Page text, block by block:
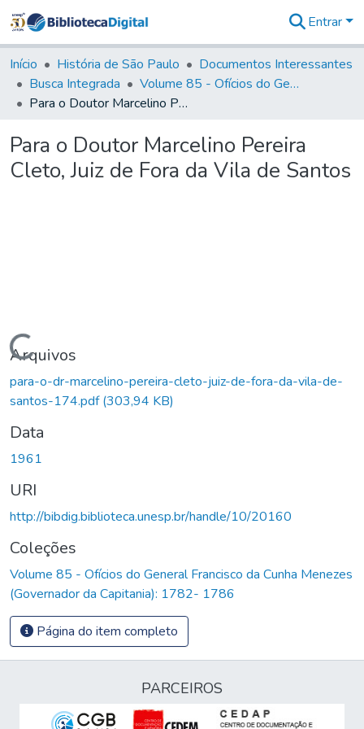
&
Coleções
Tudo na
Biblioteca
Estatísticas
Entrar
Início História de São Paulo
Documentos Interessantes
Busca Integrada
Volume 85 - Ofícios do General Francisco da Cunha Menezes (Governador da Capitania): 1782- 1786
Para o Doutor Marcelino Pereira Cleto, Juiz de Fora da Vila de Santos
Para o Doutor Marcelino Pereira
Cleto, Juiz de Fora da Vila de Santos
Carregando...
Arquivos
para-o-dr-marcelino-pereira-cleto-juiz-de-fora-da-vila-de-
santos-174.pdf(303,94 KB)
Data
1961
URI
http://bibdig.biblioteca.unesp.br/handle/10/20160
Coleções
Volume 85 - Ofícios do General Francisco da Cunha Menezes
(Governador da Capitania): 1782- 1786
Página do item completo
PARCEIROS